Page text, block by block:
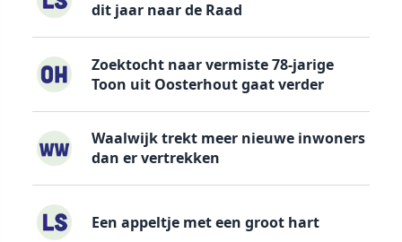
dit jaar naar de Raad
Zoektocht naar vermiste 78-jarige
Toon uit Oosterhout gaat verder
Waalwijk trekt meer nieuwe inwoners
dan er vertrekken
Een appeltje met een groot hart